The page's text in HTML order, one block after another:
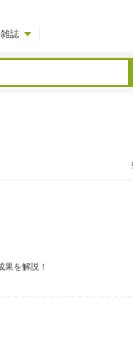
雑誌
を解説！